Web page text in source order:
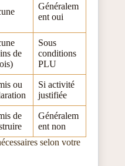
Généralem
ent oui
de
Sous
conditions
PLU
ou
Si activité
justifiée
de
Généralem
ent non
selon votre